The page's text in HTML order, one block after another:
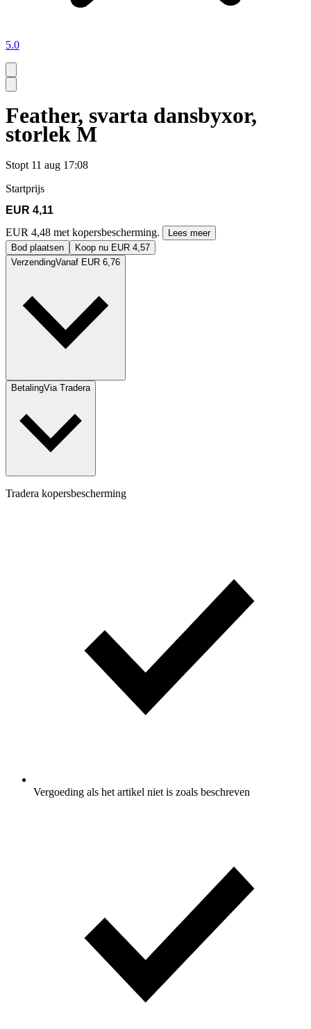
5.0
Feather, svarta dansbyxor,
storlek M
Stopt 11 aug 17:08
Startprijs
EUR 4,11
EUR 4,48 met kopersbescherming.
Lees meer
Bod plaatsen
Koop nu EUR 4,57
VerzendingVanaf EUR 6,76
BetalingVia Tradera
Tradera kopersbescherming
Vergoeding als het artikel niet is zoals beschreven